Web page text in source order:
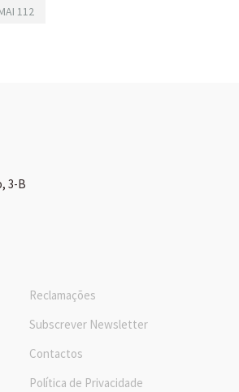
112
3-B
Reclamações
Subscrever Newsletter
Contactos
Política de Privacidade